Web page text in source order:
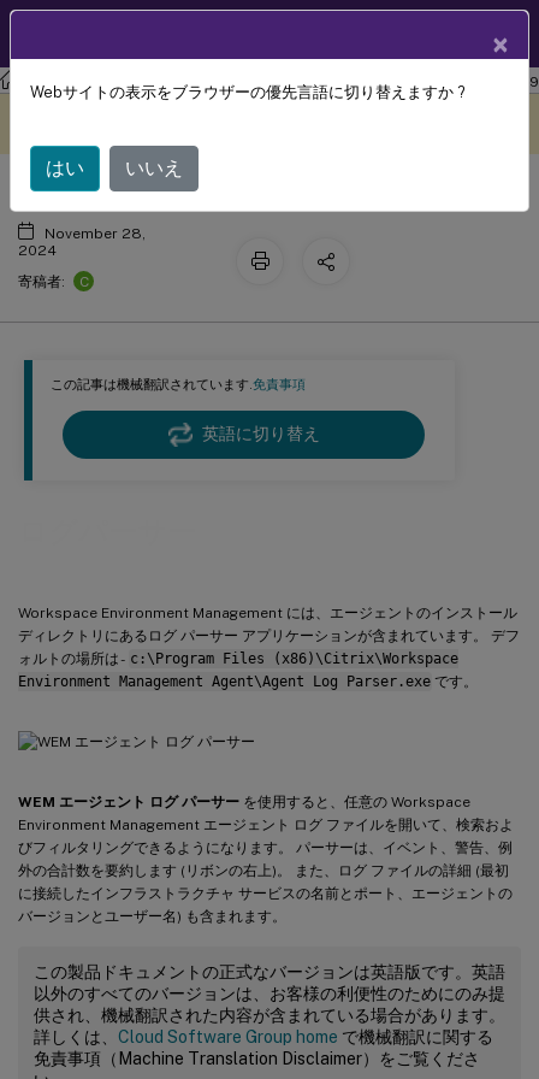
ワークスペース環境管理 Workspace Environment Management 2209
この記事は機械翻訳されています.免責事項
英語に切り替え
Workspace Environment Management には、エージェントのインストール
ディレクトリにあるログ パーサー アプリケーションが含まれています。 デフ
ォルトの場所は - c:\Program Files (x86)\Citrix\Workspace
Environment Management Agent\Agent Log Parser.exe です。
WEM エージェント ログ パーサー を使用すると、任意の Workspace
Environment Management エージェント ログ ファイルを開いて、検索およ
びフィルタリングできるようになります。 パーサーは、イベント、警告、例
外の合計数を要約します (リボンの右上)。 また、ログ ファイルの詳細 (最初
に接続したインフラストラクチャ サービスの名前とポート、エージェントの
バージョンとユーザー名) も含まれます。
この製品ドキュメントの正式なバージョンは英語版です。英語
以外のすべてのバージョンは、お客様の利便性のためにのみ提
供され、機械翻訳された内容が含まれている場合があります。
詳しくは、 Cloud Software Group home で機械翻訳に関する
免責事項（Machine Translation Disclaimer）をご覧くださ
ログパーサー
November 28,
2024
寄稿者:
C
×
Webサイトの表示をブラウザーの優先言語に切り替えますか ?
はい いいえ